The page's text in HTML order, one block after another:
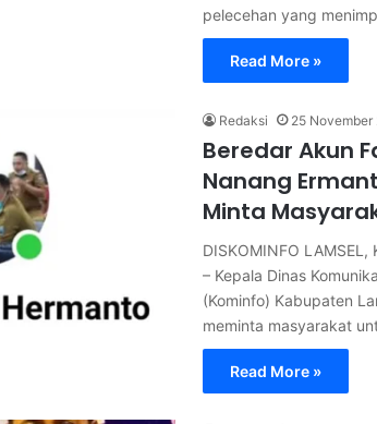
pelecehan yang
Read More »
Redaksi 25 November
Beredar Akun
Nanang
Minta
DISKOMINFO
– Kepala Dinas
(Kominfo) Kabupaten
meminta masyarakat
Read More »